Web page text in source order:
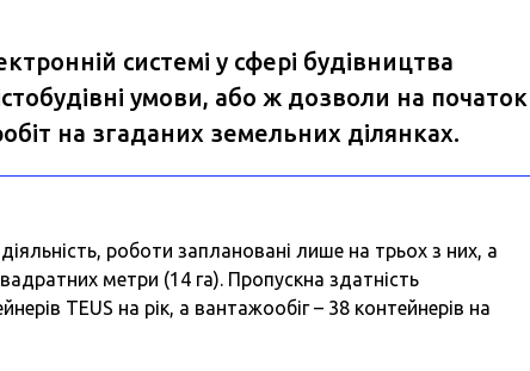
системі у сфері будівництва
умови, або ж дозволи на початок
на згаданих земельних ділянках.
роботи заплановані лише на трьох з них, а
метри (14 га). Пропускна здатність
TEUS на рік, а вантажообіг – 38 контейнерів на